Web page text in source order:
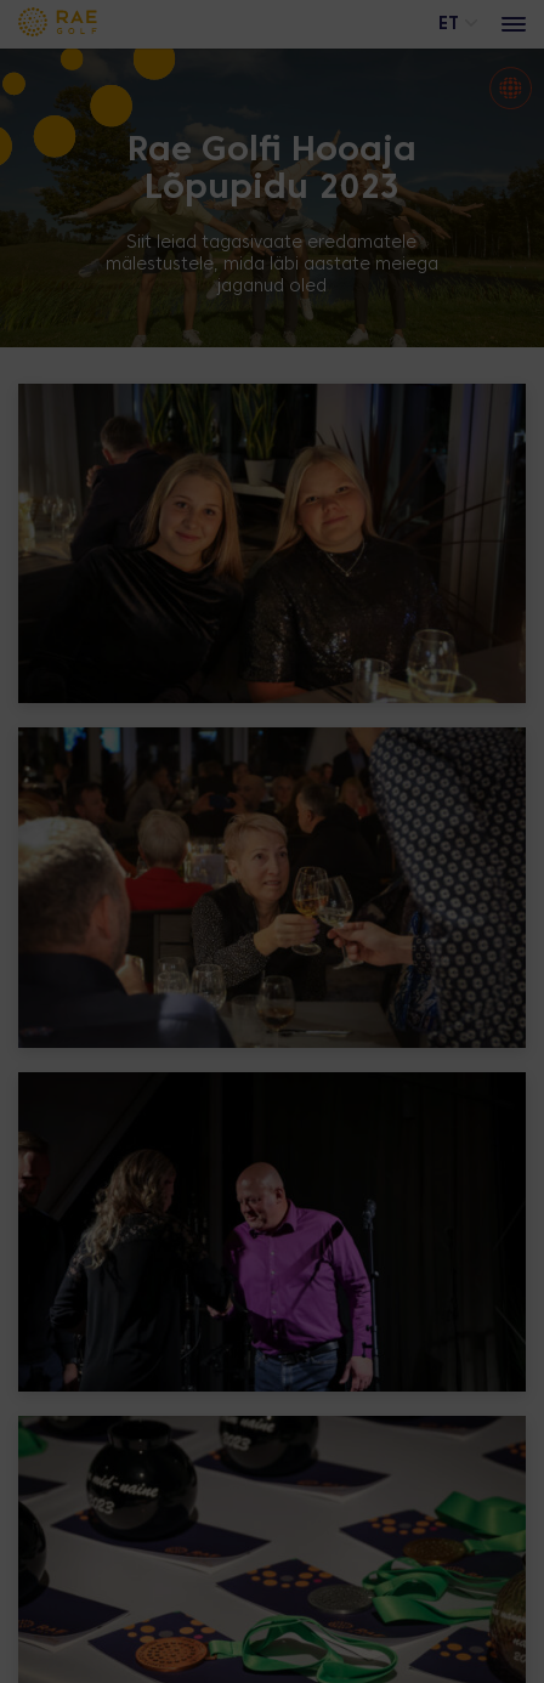
ET
Peaväljak
Akadeemiaväljak
Trackman range
Reklaamvõimalused
Whatsapp
Laste ja täiskasvanute treeningud
Rae Golfi Hooaja
Lõpupidu 2023
Siit leiad tagasivaate eredamatele
mälestustele, mida läbi aastate meiega
jaganud oled